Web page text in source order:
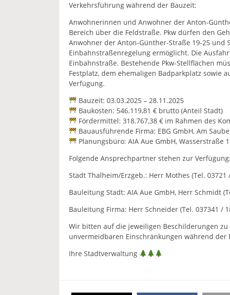
Verkehrsführung während der Bauzeit:
Anwohnerinnen und Anwohner der Anton-
Bereich über die Feldstraße. Pkw dürfen den
Anwohner der Anton-Günther-Straße 19-25
Einbahnstraßenregelung ermöglicht. Die
Einbahnstraße. Bestehende Pkw-Stellflächen
Festplatz, dem ehemaligen Badparkplatz sowie
Verfügung.
Bauzeit: 03.03.2025 – 28.11.2025
Baukosten: 546.119,81 € brutto (Anteil Stadt)
Fördermittel: 318.767,38 € im Rahmen des
Bauausführende Firma: EBG GmbH, Am
Planungsbüro: AIA Aue GmbH, Wasserstraße
Folgende Ansprechpartner stehen zur Verfügung:
Stadt Thalheim/Erzgeb.: Herr Mothes (Tel. 03721
Bauleitung Stadt: AIA Aue GmbH, Herr Schmidt
Bauleitung Firma: Herr Schneider (Tel. 037341 /
Wir bitten auf die jeweiligen Beschilderungen
unvermeidbaren Einschränkungen während der
Ihre Stadtverwaltung